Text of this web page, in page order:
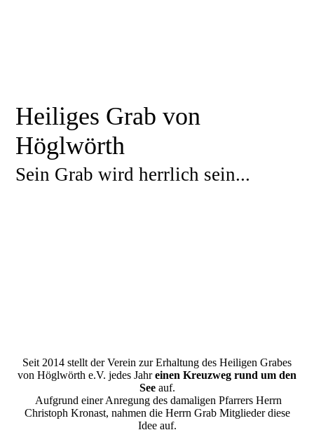
Heiliges Grab von
Höglwörth
Sein Grab wird herrlich sein...
Seit 2014 stellt der Verein zur Erhaltung des Heiligen Grabes
von Höglwörth e.V. jedes Jahreinen Kreuzweg rund um den
Seeauf.
Aufgrund einer Anregung des damaligen Pfarrers Herrn
Christoph Kronast, nahmen die Herrn Grab Mitglieder diese
Idee auf.